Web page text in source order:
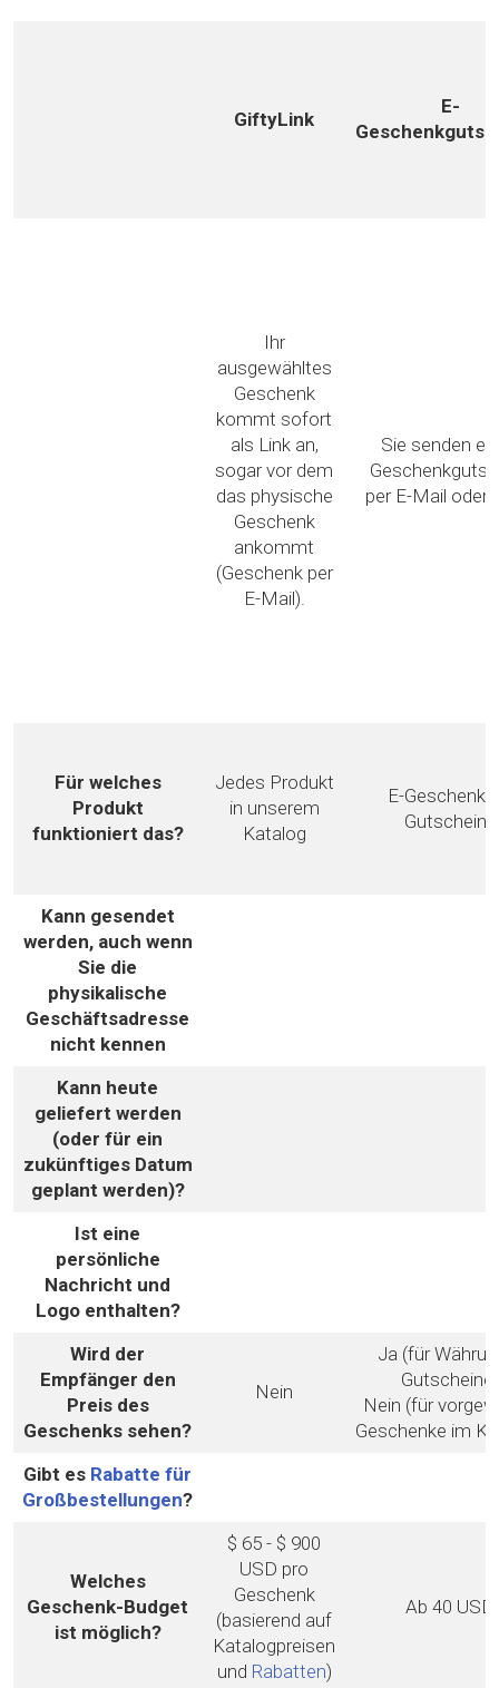
GiftyLink
E-
Ihr
ausgewähltes
Geschenk
kommt sofort
als Link an,
sogar vor dem
das physische
Geschenk
ankommt
(Geschenk per
E-Mail).
Sie senden
per E-Mail oder
Für welches
Produkt
funktioniert das?
Jedes Produkt
in unserem
Katalog
E-
Gutscheine
Kann gesendet
werden, auch wenn
Sie die
physikalische
Geschäftsadresse
nicht kennen
Kann heute
geliefert werden
(oder für ein
zukünftiges Datum
geplant werden)?
Ist eine
persönliche
Nachricht und
Logo enthalten?
Wird der
Empfänger den
Preis des
Geschenks sehen?
Nein
Ja (für
Gutscheine)
Nein (für
Geschenke im
Gibt es Rabatte für
Großbestellungen?
Welches
Geschenk-Budget
ist möglich?
$ 65 - $ 900
USD pro
Geschenk
(basierend auf
Katalogpreisen
und Rabatten)
Ab 40 USD